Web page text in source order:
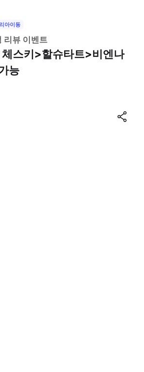
아이동
리뷰 이벤트
스키>할슈타트>비엔나
능